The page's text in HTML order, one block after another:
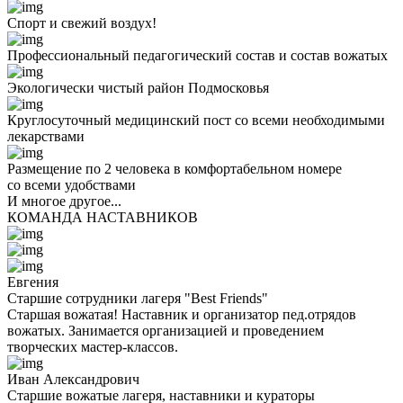
Спорт и свежий воздух!
Профессиональный педагогический состав и состав вожатых
Экологически чистый район Подмосковья
Круглосуточный медицинский пост со всеми необходимыми
лекарствами
Размещение по 2 человека в комфортабельном номере
со всеми удобствами
И многое другое...
КОМАНДА НАСТАВНИКОВ
Евгения
Старшие сотрудники лагеря "Best Friends"
Старшая вожатая! Наставник и организатор пед.отрядов
вожатых. Занимается организацией и проведением
творческих мастер-классов.
Иван Александрович
Старшие вожатые лагеря, наставники и кураторы